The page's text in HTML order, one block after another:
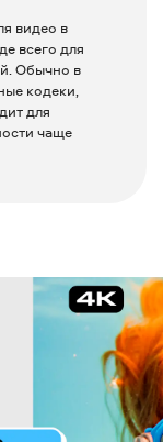
видео в
всего для
Обычно в
кодеки,
для
чаще